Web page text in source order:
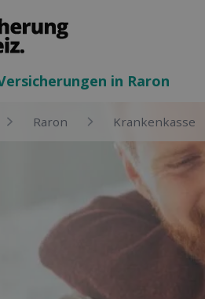
in Raron
Raron Kranken­kasse